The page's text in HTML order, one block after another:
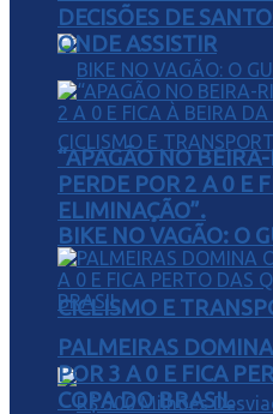
BIKE NO VAGÃO: O
CICLISMO E
DECISÕES DE
ONDE ASSISTIR
“APAGÃO NO
PERDE POR 2 A 0 E
ELIMINAÇÃO”.
PALMEIRAS
POR 3 A 0 E FICA
COPA DO BRASIL